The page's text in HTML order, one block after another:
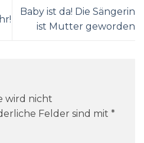
Baby ist da! Die Sängerin
ist Mutter geworden
wird nicht
Felder sind mit *